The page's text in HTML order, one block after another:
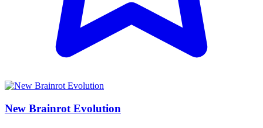
New Brainrot Evolution